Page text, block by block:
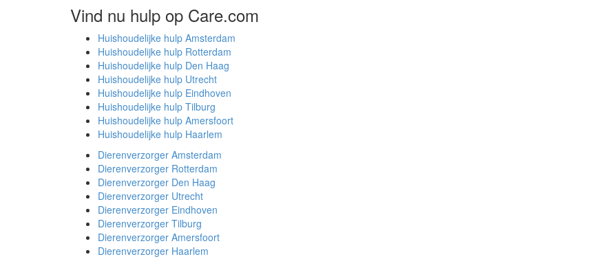
Vind nu hulp op Care.com
Huishoudelijke hulp Amsterdam
Huishoudelijke hulp Rotterdam
Huishoudelijke hulp Den Haag
Huishoudelijke hulp Utrecht
Huishoudelijke hulp Eindhoven
Huishoudelijke hulp Tilburg
Huishoudelijke hulp Amersfoort
Huishoudelijke hulp Haarlem
Dierenverzorger Amsterdam
Dierenverzorger Rotterdam
Dierenverzorger Den Haag
Dierenverzorger Utrecht
Dierenverzorger Eindhoven
Dierenverzorger Tilburg
Dierenverzorger Amersfoort
Dierenverzorger Haarlem